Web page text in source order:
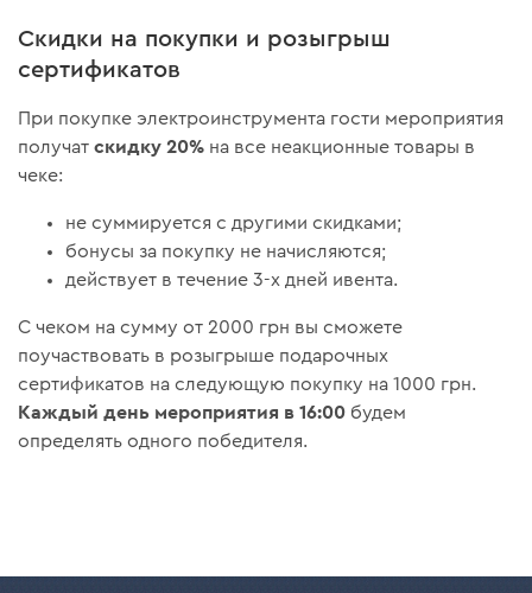
Скидки на покупки и розыгрыш
сертификатов
При покупке электроинструмента гости мероприятия
получатскидку 20% на все неакционные товары в
чеке:
не суммируется с другими скидками;
бонусы за покупку не начисляются;
действует в течение 3-х дней ивента.
С чеком на сумму от 2000 грн вы сможете
поучаствовать в розыгрыше подарочных
сертификатов на следующую покупку на 1000 грн.
Каждый день мероприятия в 16:00 будем
определять одного победителя.